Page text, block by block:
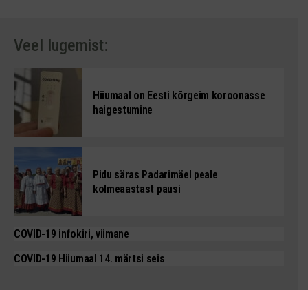
Veel lugemist:
Hiiumaal on Eesti kõrgeim koroonasse
haigestumine
Pidu säras Padarimäel peale
kolmeaastast pausi
COVID-19 infokiri, viimane
COVID-19 Hiiumaal 14. märtsi seis